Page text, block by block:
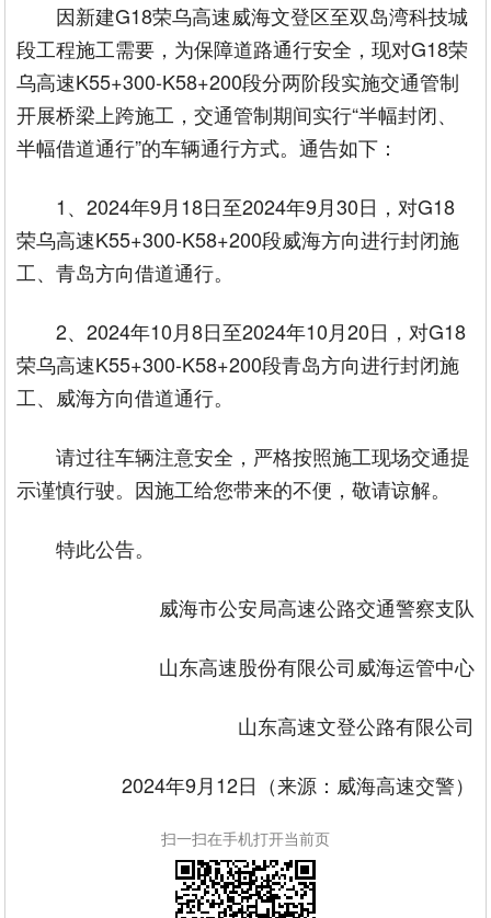
因新建G18荣乌高速威海文登区至双岛湾科技城
段工程施工需要，为保障道路通行安全，现对G18荣
乌高速K55+300-K58+200段分两阶段实施交通管制
开展桥梁上跨施工，交通管制期间实行“半幅封闭、
半幅借道通行”的车辆通行方式。通告如下：
1、2024年9月18日至2024年9月30日，对G18
荣乌高速K55+300-K58+200段威海方向进行封闭施
工、青岛方向借道通行。
2、2024年10月8日至2024年10月20日，对G18
荣乌高速K55+300-K58+200段青岛方向进行封闭施
工、威海方向借道通行。
请过往车辆注意安全，严格按照施工现场交通提
示谨慎行驶。因施工给您带来的不便，敬请谅解。
特此公告。
威海市公安局高速公路交通警察支队
山东高速股份有限公司威海运管中心
山东高速文登公路有限公司
2024年9月12日（来源：威海高速交警）
扫一扫在手机打开当前页